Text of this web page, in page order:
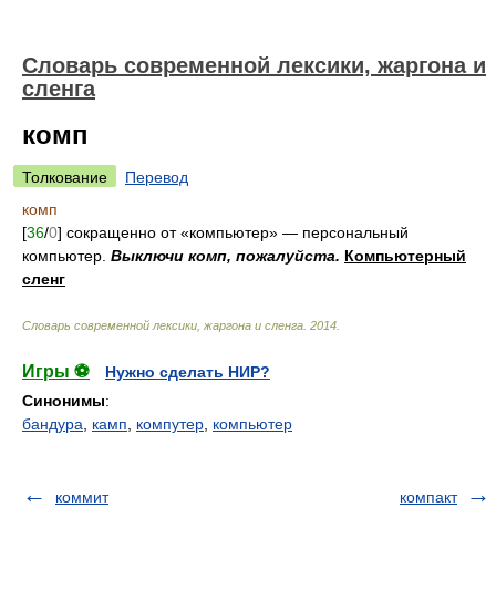
Cловарь современной лексики, жаргона и
сленга
комп
Толкование
Перевод
комп
[36/0] сокращенно от «компьютер» — персональный
компьютер. Выключи комп, пожалуйста. Компьютерный
сленг
Cловарь современной лексики, жаргона и сленга 2014
Игры ⚽
Нужно сделать НИР?
Синонимы:
бандура
камп компутер компьютер
коммит компакт